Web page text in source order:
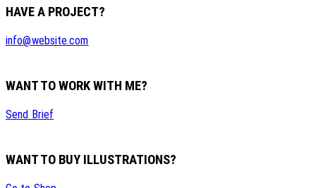
HAVE A PROJECT?
info@website.com
WANT TO WORK WITH ME?
Send Brief
WANT TO BUY ILLUSTRATIONS?